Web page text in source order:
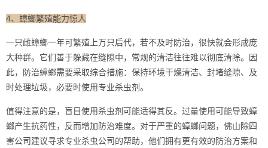
4、蟑螂繁殖能力惊人
一只雌蟑螂一年可繁殖上万只后代，若不及时防治，很快就会形成庞
大种群。它们善于躲藏在缝隙中，常规的清洁往往难以彻底清除。因
此，防治蟑螂需要采取综合措施：保持环境干燥清洁、封堵缝隙、及
时处理垃圾，必要时使用专业杀虫剂。
值得注意的是，盲目使用杀虫剂可能适得其反。过量使用可能导致蟑
螂产生抗药性，反而增加防治难度。对于严重的蟑螂问题，佛山除四
害公司建议寻求专业杀虫公司的帮助，他们拥有更有效的防治方案和